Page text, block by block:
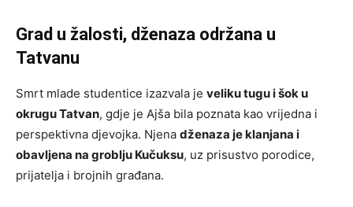
Grad u žalosti, dženaza održana u
Tatvanu
Smrt mlade studentice izazvala je veliku tugu i šok u
okrugu Tatvan, gdje je Ajša bila poznata kao vrijedna i
perspektivna djevojka. Njena dženaza je klanjana i
obavljena na groblju Kučuksu, uz prisustvo porodice,
prijatelja i brojnih građana.